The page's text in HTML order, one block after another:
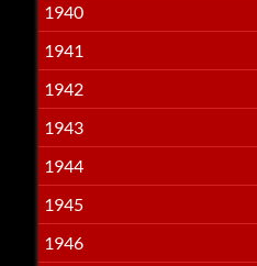
1940
1941
1942
1943
1944
1945
1946